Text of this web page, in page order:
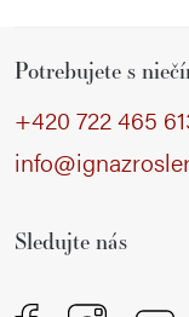
Potrebujete s
+420 722 465
Sledujte nás